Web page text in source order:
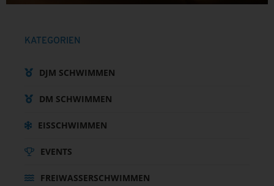
KATEGORIEN
DJM SCHWIMMEN
DM SCHWIMMEN
EISSCHWIMMEN
EVENTS
FREIWASSERSCHWIMMEN